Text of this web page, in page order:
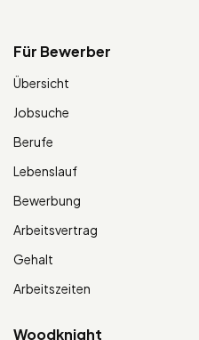
Für Bewerber
Übersicht
Jobsuche
Berufe
Lebenslauf
Bewerbung
Arbeitsvertrag
Gehalt
Arbeitszeiten
Woodknight